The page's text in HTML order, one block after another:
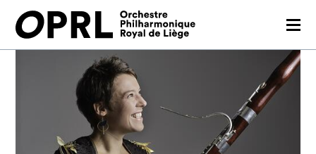
SAISON 26-27
JEUNES PUBLICS